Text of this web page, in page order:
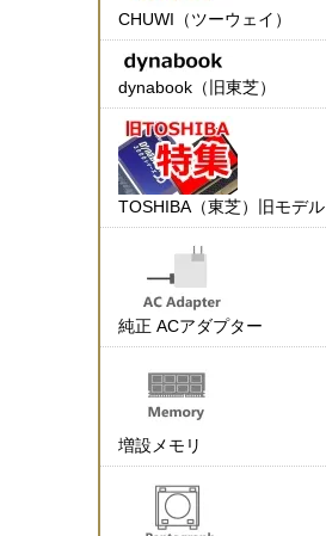
CHUWI（ツーウェイ）
dynabook（旧東芝）
TOSHIBA（東芝）旧モデル
純正 ACアダプター
増設メモリ